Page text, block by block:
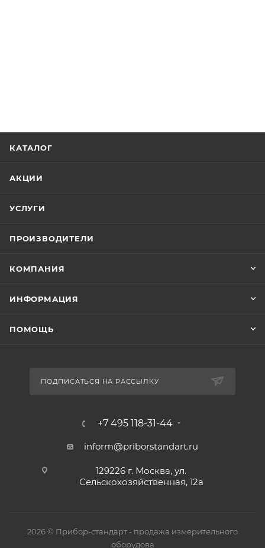
КАТАЛОГ
АКЦИИ
УСЛУГИ
ПРОИЗВОДИТЕЛИ
КОМПАНИЯ
ИНФОРМАЦИЯ
ПОМОЩЬ
ПОДПИСАТЬСЯ НА РАССЫЛКУ
+7 495 118-31-44
inform@priborstandart.ru
129226 г. Москва, ул.
Сельскохозяйственная, 12а
2026 © Прибор-стандарт - продажа измерительного
оборудова